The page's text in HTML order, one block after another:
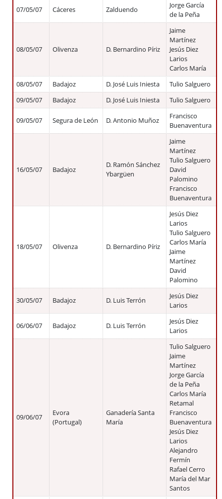
07/05/07 Cáceres Zalduendo
Jorge García
de la Peña
08/05/07 Olivenza D. Bernardino Píriz
Jaime
Martínez
Jesús Diez
Larios
Carlos María
08/05/07
Badajoz D. José Luis Iniesta
Tulio Salguero
09/05/07
Badajoz D. José Luis Iniesta Tulio Salguero
09/05/07 Segura de León D. Antonio Muñoz
Francisco
Buenaventura
16/05/07 Badajoz
D. Ramón Sánchez
Ybargüen
Jaime
Martínez
Tulio Salguero
David
Palomino
Francisco
Buenaventura
18/05/07 Olivenza D. Bernardino Píriz
Jesús Diez
Larios
Tulio Salguero
Carlos María
Jaime
Martínez
David
Palomino
30/05/07 Badajoz D. Luis Terrón
Jesús Diez
Larios
06/06/07 Badajoz D. Luis Terrón
Jesús Diez
Larios
09/06/07
Evora
(Portugal)
Ganadería Santa
María
Tulio Salguero
Jaime
Martínez
Jorge García
de la Peña
Carlos María
Retamal
Francisco
Buenaventura
Jesús Diez
Larios
Alejandro
Fermín
Rafael Cerro
María del Mar
Santos